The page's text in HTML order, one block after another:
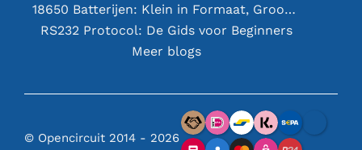
18650 Batterijen: Klein in Formaat, Groot in Prestatie
RS232 Protocol: De Gids voor Beginners
Meer blogs
© Opencircuit 2014 - 2026